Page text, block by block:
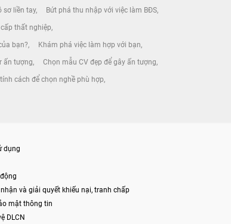
sơ liền tay Bứt phá thu nhập với việc làm BĐS
thất nghiệp
bạn? Khám phá việc làm hợp với bạn
ấn tượng Chọn mẫu CV đẹp để gây ấn tượng
cách để chọn nghề phù hợp
dụng
và giải quyết khiếu nại, tranh chấp
mật thông tin
DLCN